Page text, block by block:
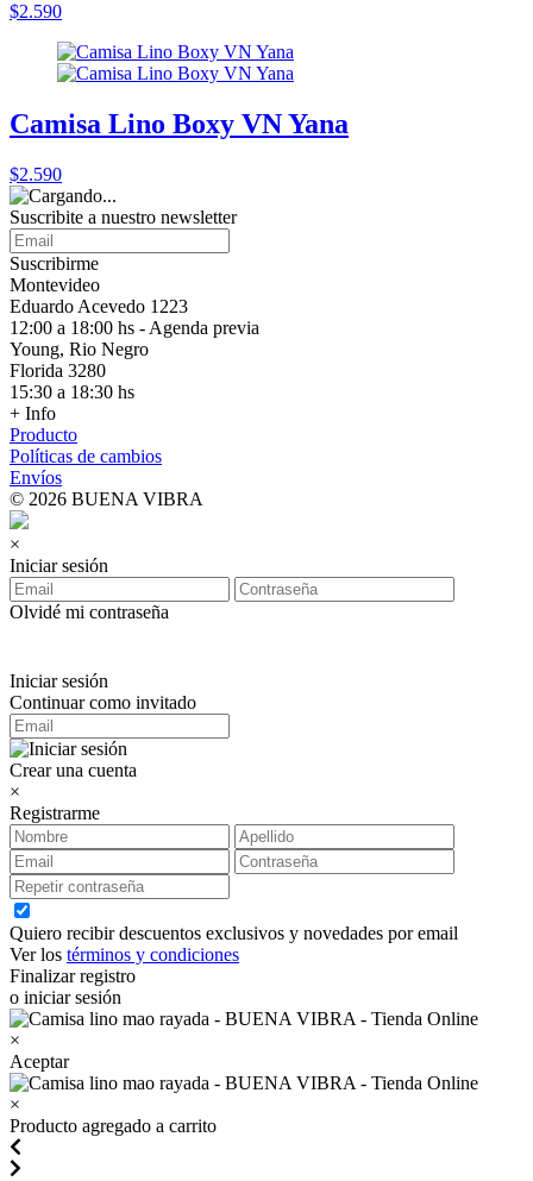
$2.590
Camisa Lino Boxy VN Yana
$2.590
Suscribite a nuestro newsletter
Suscribirme
Montevideo
Eduardo Acevedo 1223
12:00 a 18:00 hs - Agenda previa
Young, Rio Negro
Florida 3280
15:30 a 18:30 hs
+ Info
Producto
Políticas de cambios
Envíos
© 2026 BUENA VIBRA
×
Iniciar sesión
Olvidé mi contraseña
Iniciar sesión
Continuar como invitado
Crear una cuenta
×
Registrarme
Quiero recibir descuentos exclusivos y novedades por email
Ver los términos y condiciones
Finalizar registro
o iniciar sesión
×
Aceptar
×
Producto agregado a carrito